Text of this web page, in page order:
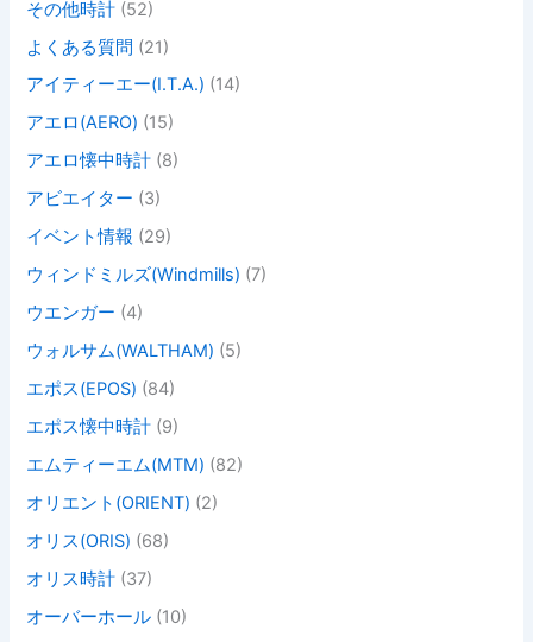
その他時計 (52)
よくある質問 (21)
アイティーエー(I.T.A.) (14)
アエロ(AERO) (15)
アエロ懐中時計 (8)
アビエイター (3)
イベント情報 (29)
ウィンドミルズ(Windmills) (7)
ウエンガー (4)
ウォルサム(WALTHAM) (5)
エポス(EPOS) (84)
エポス懐中時計 (9)
エムティーエム(MTM) (82)
オリエント(ORIENT) (2)
オリス(ORIS) (68)
オリス時計 (37)
オーバーホール (10)